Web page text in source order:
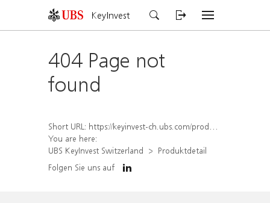
KeyInvest
404 Page not
found
Short URL: https://keyinvest-ch.ubs.com/produkt/detail/index/isin/CH1579758116
You are here:
UBS KeyInvest Switzerland
Produktdetail
Folgen Sie uns auf